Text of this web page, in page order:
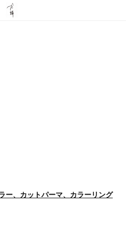
ー、カットパーマ、カラーリング